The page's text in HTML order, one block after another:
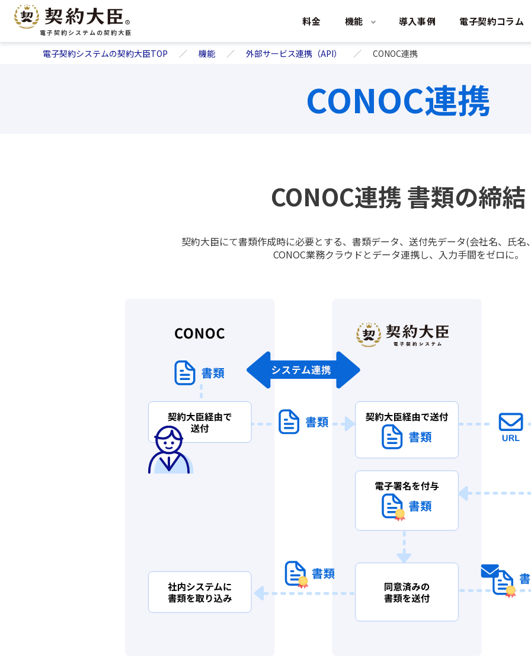
電子契約システムの契約大臣
料金 機能 導入事例 電子契約コラム
電子契約システムの契約大臣TOP 機能 外部サービス連携（API） CONOC連携
CONOC連携
CONOC連携 書類の締結
契約大臣にて書類作成時に必要とする、書類データ、送付先データ(会社名、氏
CONOC業務クラウドとデータ連携し、入力手間をゼロに。